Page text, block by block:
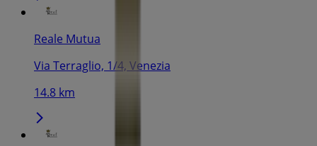
Reale Mutua
Via Terraglio, 1/4, Venezia
14.8 km